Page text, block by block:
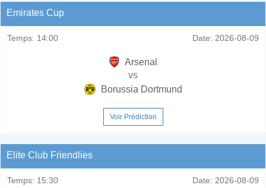
Emirates Cup
Temps: 14:00 Date: 2026-08-09
Arsenal
vs
Borussia Dortmund
Voir Prédiction
Elite Club Friendlies
Temps: 15:30 Date: 2026-08-09